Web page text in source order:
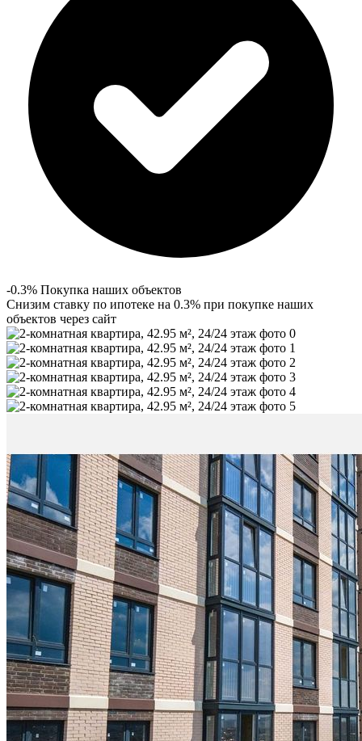
-0.3% Покупка наших объектов
Снизим ставку по ипотеке на 0.3% при покупке наших
объектов через сайт